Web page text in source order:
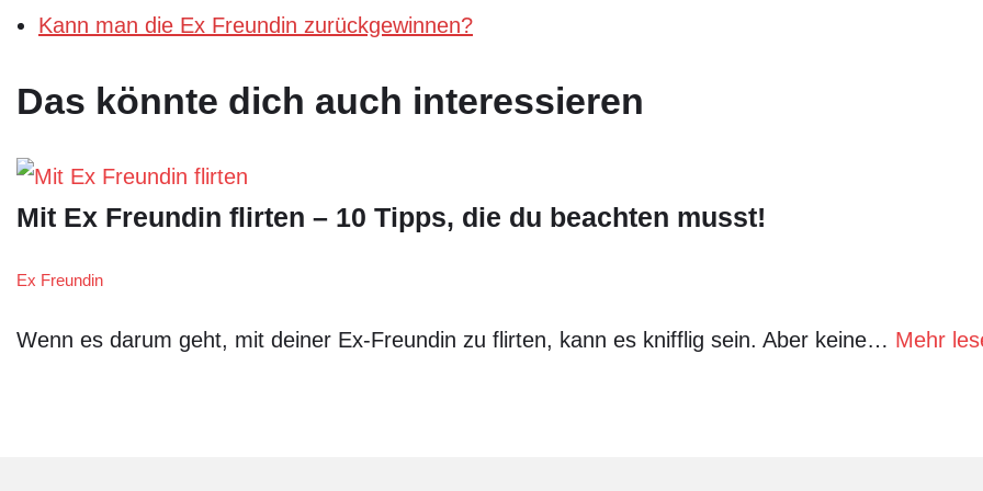
Kann man die Ex Freundin zurückgewinnen?
Das könnte dich auch interessieren
Mit Ex Freundin flirten – 10 Tipps, die du beachten musst!
Ex Freundin
Wenn es darum geht, mit deiner Ex-Freundin zu flirten, kann es knifflig sein. Aber keine… Mehr